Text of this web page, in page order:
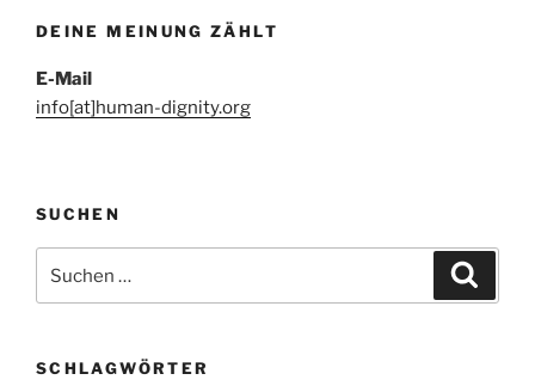
DEINE MEINUNG ZÄHLT
E-Mail
info[at]human-dignity.org
SUCHEN
nach:
SCHLAGWÖRTER